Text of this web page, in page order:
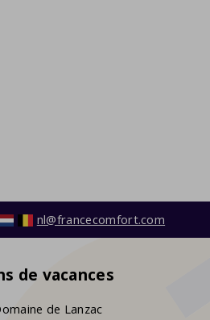
nl@francecomfort.com
de vacances
de Lanzac